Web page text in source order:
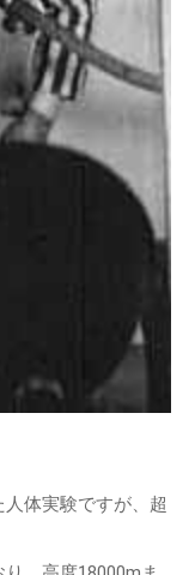
体実験ですが、超